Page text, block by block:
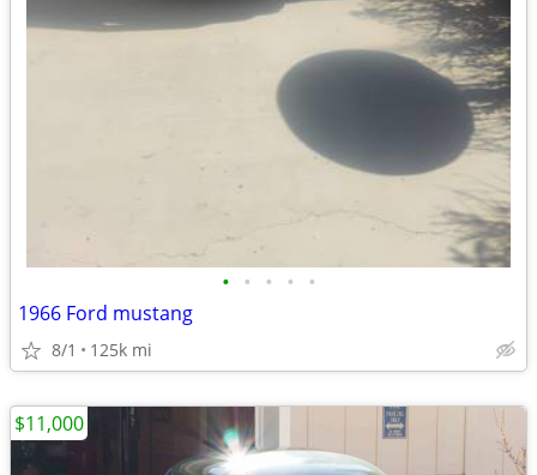
• • • • •
1966 Ford mustang
8/1 125k mi
$11,000